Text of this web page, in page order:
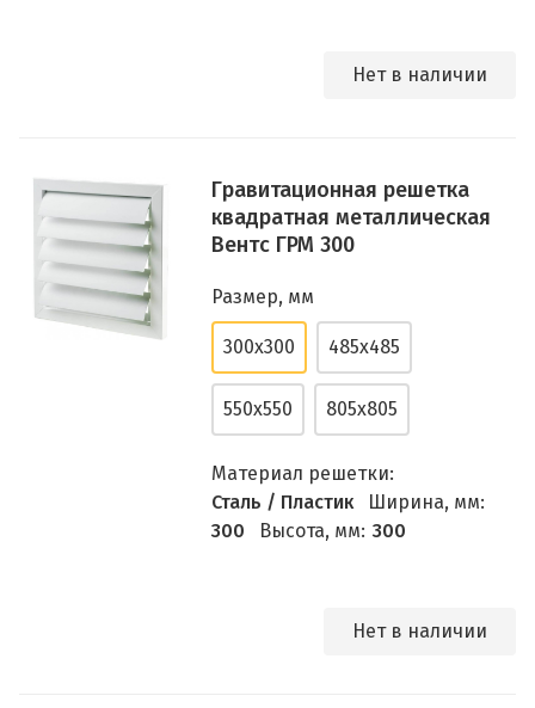
Нет в наличии
Гравитационная решетка
квадратная металлическая
Вентс ГРМ 300
Размер, мм
300х300 485х485
550х550 805х805
Материал решетки:
Сталь / Пластик
Ширина, мм:
300
Высота, мм: 300
Нет в наличии